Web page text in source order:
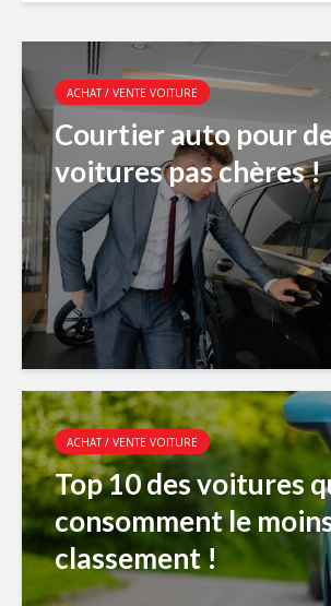
ACHAT / VENTE VOITURE
Courtier auto pour
voitures pas chères !
ACHAT / VENTE VOITURE
Top 10 des voitures
consomment le
classement !